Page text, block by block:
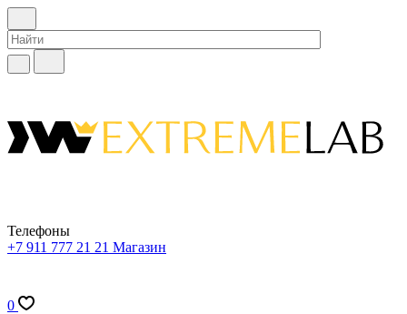
Телефоны
+7 911 777 21 21 Магазин
0